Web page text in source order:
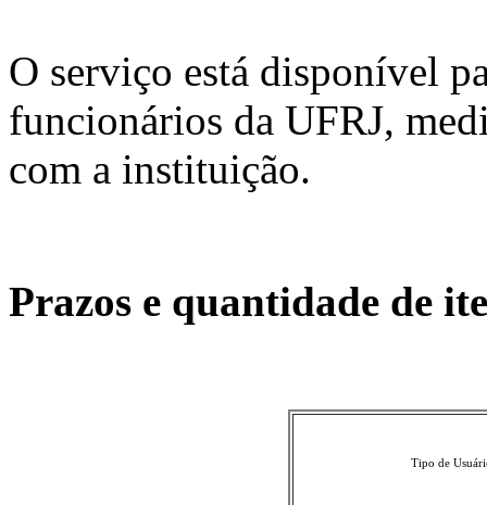
O serviço está disponível
funcionários da UFRJ,
com a instituição.
Prazos e quantidade de
Tipo de